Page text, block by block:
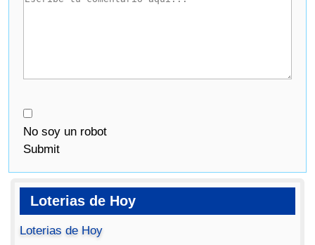
No soy un robot
Submit
Loterias de Hoy
Loterias de Hoy